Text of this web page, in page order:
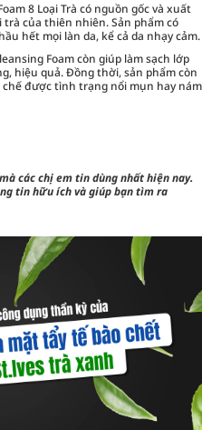
8 Loại Trà có nguồn gốc và xuất
của thiên nhiên. Sản phẩm có
hết mọi làn da, kể cả da nhạy cảm.
Foam còn giúp làm sạch lớp
hiệu quả. Đồng thời, sản phẩm còn
được tình trạng nổi mụn hay nám
mà các chị em tin dùng nhất hiện nay.
tin hữu ích và giúp bạn tìm ra